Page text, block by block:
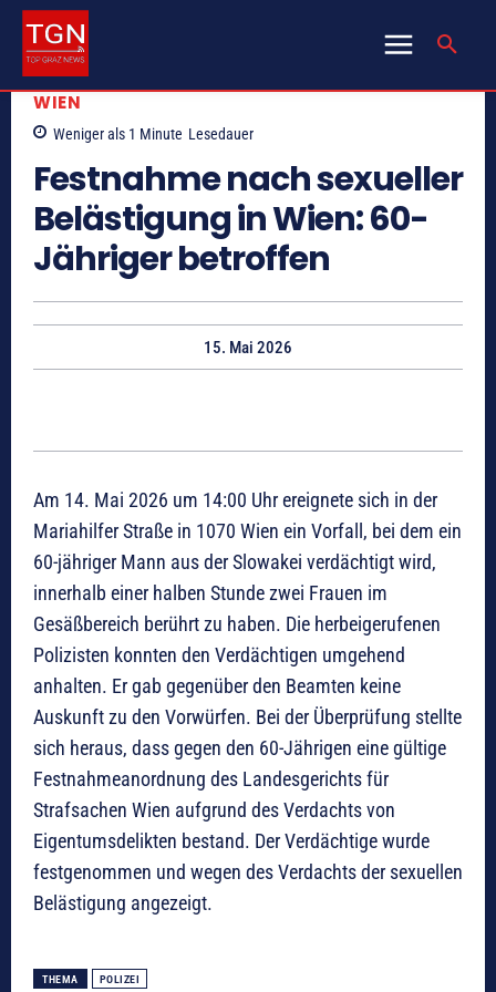
WIEN
Weniger als 1 Minute Lesedauer
Festnahme nach sexueller
Belästigung in Wien: 60-
Jähriger betroffen
15. Mai 2026
Am 14. Mai 2026 um 14:00 Uhr ereignete sich in der
Mariahilfer Straße in 1070 Wien ein Vorfall, bei dem ein
60-jähriger Mann aus der Slowakei verdächtigt wird,
innerhalb einer halben Stunde zwei Frauen im
Gesäßbereich berührt zu haben. Die herbeigerufenen
Polizisten konnten den Verdächtigen umgehend
anhalten. Er gab gegenüber den Beamten keine
Auskunft zu den Vorwürfen. Bei der Überprüfung stellte
sich heraus, dass gegen den 60-Jährigen eine gültige
Festnahmeanordnung des Landesgerichts für
Strafsachen Wien aufgrund des Verdachts von
Eigentumsdelikten bestand. Der Verdächtige wurde
festgenommen und wegen des Verdachts der sexuellen
Belästigung angezeigt.
THEMA POLIZEI